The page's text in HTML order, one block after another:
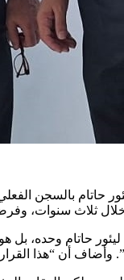
بالسجن
حاتام وحده، بل هو